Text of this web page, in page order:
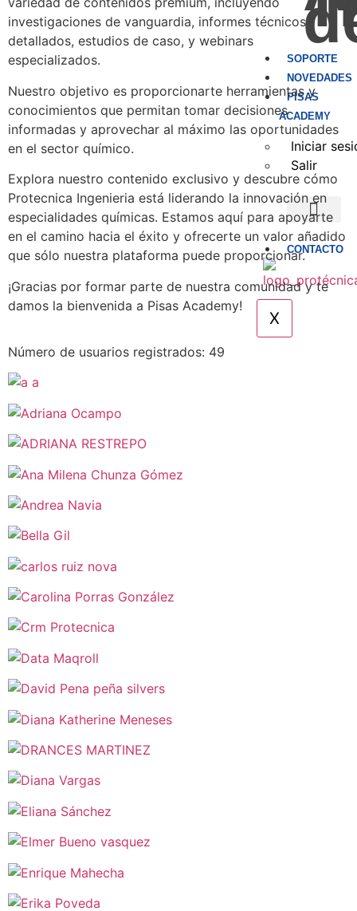
SOPORTE
NOVEDADES
PISAS
ACADEMY
Iniciar
Salir
CONTACTO
X
investigaciones de vanguardia, informes técnicos
detallados, estudios de caso, y webinars
especializados.
Nuestro objetivo es proporcionarte herramientas y
conocimientos que permitan tomar decisiones
informadas y aprovechar al máximo las oportunidades
en el sector químico.
Explora nuestro contenido exclusivo y descubre cómo
Protecnica Ingenieria está liderando la innovación en
especialidades químicas. Estamos aquí para apoyarte
en el camino hacia el éxito y ofrecerte un valor añadido
que sólo nuestra plataforma puede proporcionar.
¡Gracias por formar parte de nuestra comunidad y te
damos la bienvenida a Pisas Academy!
Número de usuarios registrados: 49